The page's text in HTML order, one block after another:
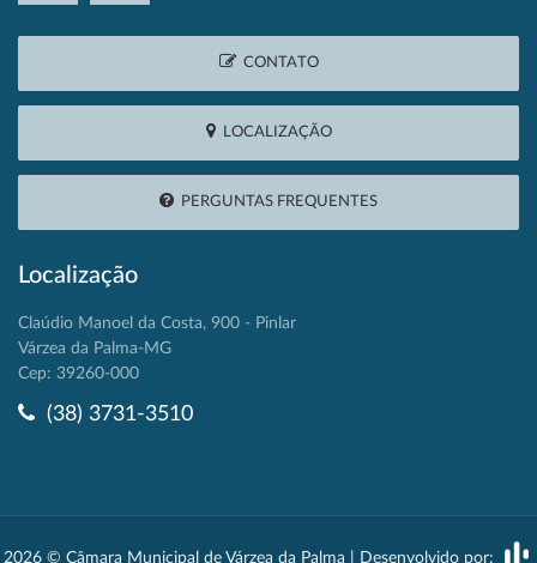
CONTATO
LOCALIZAÇÃO
PERGUNTAS FREQUENTES
Localização
Claúdio Manoel da Costa, 900 - Pinlar
Várzea da Palma-MG
Cep: 39260-000
(38) 3731-3510
2026 © Câmara Municipal de Várzea da Palma | Desenvolvido por: